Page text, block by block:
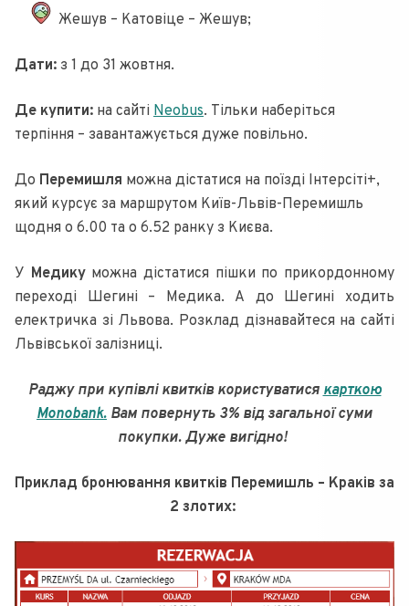
Жешув – Катовіце – Жешув;
Дати: з 1 до 31 жовтня.
Де купити: на сайті Neobus. Тільки наберіться
терпіння – завантажується дуже повільно.
До Перемишля можна дістатися на поїзді Інтерсіті+,
який курсує за маршрутом Київ-Львів-Перемишль
щодня о 6.00 та о 6.52 ранку з Києва.
У Медикуможна дістатися пішки по прикордонному
переході Шегині – Медика. А до Шегині ходить
електричка зі Львова. Розклад дізнавайтеся на сайті
Львівської залізниці.
Раджу при купівлі квитків користуватися карткою
Monobank. Вам повернуть 3% від загальної суми
покупки. Дуже вигідно!
Приклад бронювання квитків Перемишль – Краків за
2 злотих: